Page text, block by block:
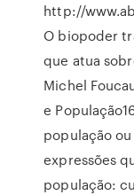
http://
O biopoder
que atua
Michel
e
população
expressões
população: